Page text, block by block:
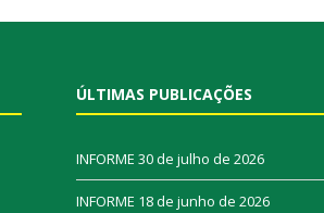
ÚLTIMAS PUBLICAÇÕES
INFORME 30 de julho de 2026
INFORME 18 de junho de 2026